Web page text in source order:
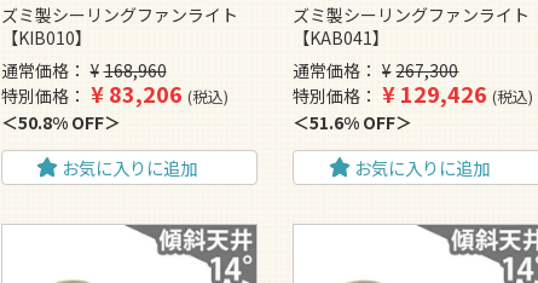
ズミ製シーリングファンライト
【KIB010】
通常価格
¥ 168,960
特別価格
¥ 83,206 税込
50.8% OFF
お気に入りに追加
ズミ製シーリングファンライト
【KAB041】
通常価格
¥ 267,300
特別価格
¥129,426 税込
51.6% OFF
お気に入りに追加